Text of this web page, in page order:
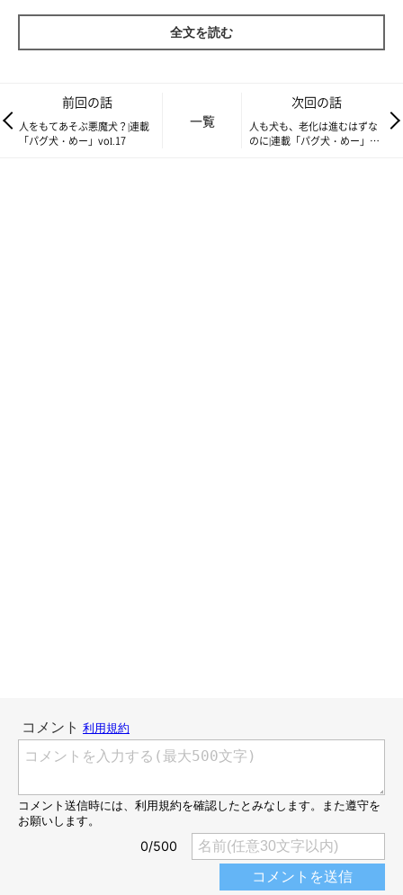
全文を読む
前回の話
人をもてあそぶ悪魔犬？|連載
「パグ犬・めー」vol.17
一覧
次回の話
人も犬も、老化は進むはずな
のに|連載「パグ犬・めー」